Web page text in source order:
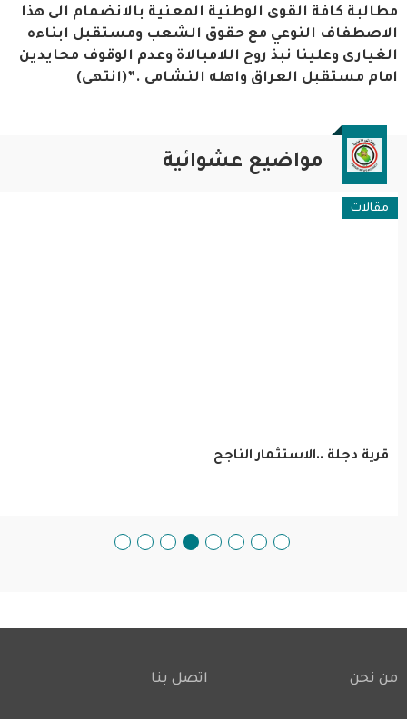
مطالبة كافة القوى الوطنية المعنية بالانضمام الى هذا
الاصطفاف النوعي مع حقوق الشعب ومستقبل ابناءه
الغيارى وعلينا نبذ روح اللامبالاة وعدم الوقوف محايدين
امام مستقبل العراق واهله النشامى .”(انتهى)
مواضيع عشوائية
مقالات
قرية دجلة ..الاستثمار الناجح
Footer
من نحن اتصل بنا